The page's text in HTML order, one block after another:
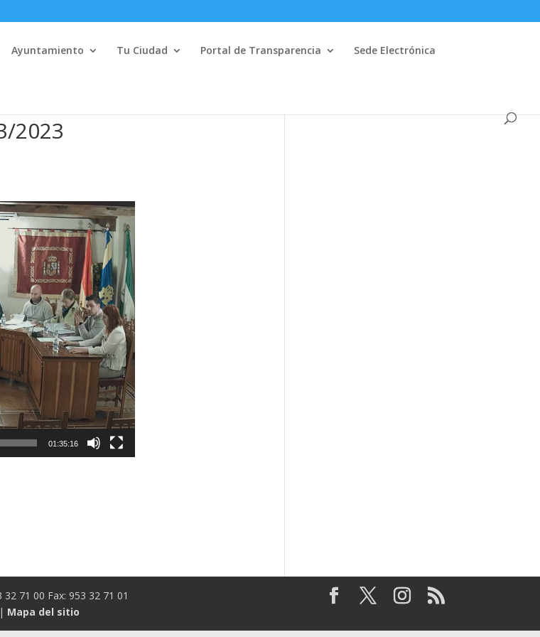
Ayuntamiento Tu Ciudad Portal de Transparencia Sede Electrónica
2023
01:35:16
71 00 Fax: 953 32 71 01
| Mapa del sitio